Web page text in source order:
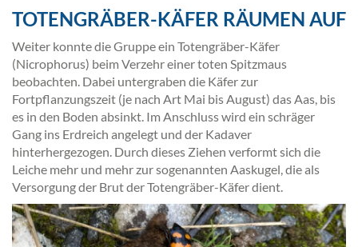
TOTENGRÄBER-KÄFER RÄUMEN AUF
Weiter konnte die Gruppe ein Totengräber-Käfer
(Nicrophorus) beim Verzehr einer toten Spitzmaus
beobachten. Dabei untergraben die Käfer zur
Fortpflanzungszeit (je nach Art Mai bis August) das Aas, bis
es in den Boden absinkt. Im Anschluss wird ein schräger
Gang ins Erdreich angelegt und der Kadaver
hinterhergezogen. Durch dieses Ziehen verformt sich die
Leiche mehr und mehr zur sogenannten Aaskugel, die als
Versorgung der Brut der Totengräber-Käfer dient.